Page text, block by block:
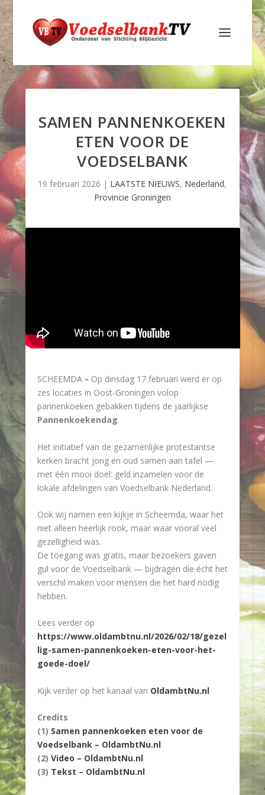
SAMEN PANNENKOEKEN
ETEN VOOR DE
VOEDSELBANK
19 februari 2026 | LAATSTE NIEUWS, Nederland,
Provincie Groningen
SCHEEMDA– Op dinsdag 17 februari werd er op
zes locaties in Oost-Groningen volop
pannenkoeken gebakken tijdens de jaarlijkse
Pannenkoekendag.
Het initiatief van de gezamenlijke protestantse
kerken bracht jong en oud samen aan tafel —
met één mooi doel: geld inzamelen voor de
lokale afdelingen van Voedselbank Nederland.
Ook wij namen een kijkje in Scheemda, waar het
niet alleen heerlijk rook, maar waar vooral veel
gezelligheid was.
De toegang was gratis, maar bezoekers gaven
gul voor de Voedselbank — bijdragen die écht het
verschil maken voor mensen die het hard nodig
hebben.
Lees verder op
https://www.oldambtnu.nl/2026/02/18/gezel
lig-samen-pannenkoeken-eten-voor-het-
goede-doel/
Kijk verder op het kanaal van OldambtNu.nl
Credits
(1) Samen pannenkoeken eten voor de
Voedselbank – OldambtNu.nl
(2) Video – OldambtNu.nl
(3) Tekst – OldambtNu.nl